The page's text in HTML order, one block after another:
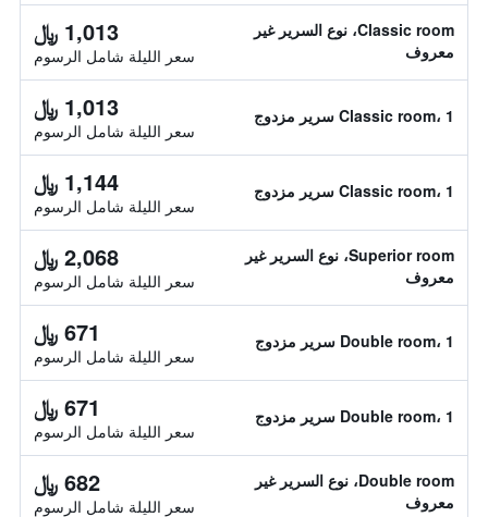
Classic room، نوع السرير غير
معروف
1,013 ﷼
سعر الليلة شامل الرسوم
Classic room، 1 سرير مزدوج 1,013 ﷼
سعر الليلة شامل الرسوم
Classic room، 1 سرير مزدوج 1,144 ﷼
سعر الليلة شامل الرسوم
Superior room، نوع السرير غير
معروف
2,068 ﷼
سعر الليلة شامل الرسوم
Double room، 1 سرير مزدوج 671 ﷼
سعر الليلة شامل الرسوم
Double room، 1 سرير مزدوج 671 ﷼
سعر الليلة شامل الرسوم
Double room، نوع السرير غير
معروف
682 ﷼
سعر الليلة شامل الرسوم